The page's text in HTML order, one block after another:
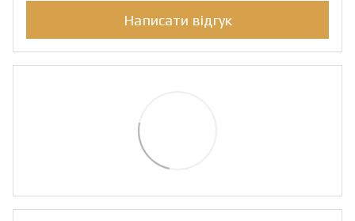
Написати відгук